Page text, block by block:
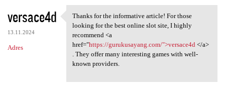
versace4d
13.11.2024
Adres
Thanks for the informative
Thanks for the informative article! For those
looking for the best online slot site, I highly
recommend <a
href="https://gurukusayang.com/">versace4d </a>
. They offer many interesting games with well-
known providers.